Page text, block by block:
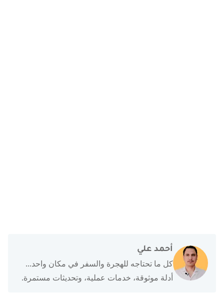
أحمد علي
كل ما تحتاجه للهجرة والسفر في مكان واحد...
أدلة موثوقة، خدمات عملية، وتحديثات مستمرة.